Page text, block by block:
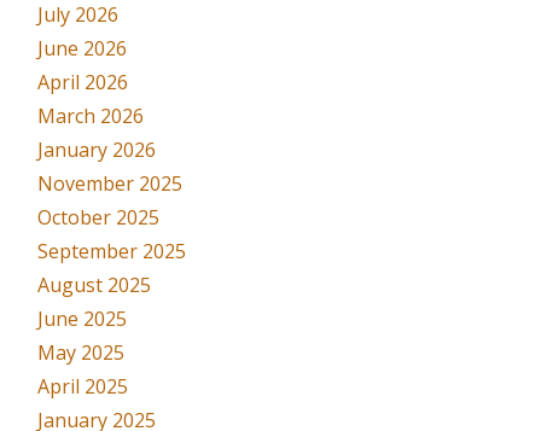
July 2026
June 2026
April 2026
March 2026
January 2026
November 2025
October 2025
September 2025
August 2025
June 2025
May 2025
April 2025
January 2025